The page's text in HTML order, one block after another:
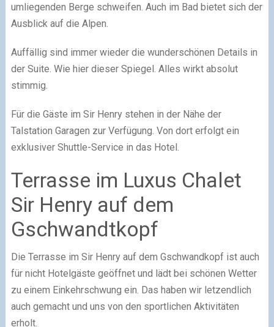
umliegenden Berge schweifen. Auch im Bad bietet sich der
Ausblick auf die Alpen.
Auffällig sind immer wieder die wunderschönen Details in
der Suite. Wie hier dieser Spiegel. Alles wirkt absolut
stimmig.
Für die Gäste im Sir Henry stehen in der Nähe der
Talstation Garagen zur Verfügung. Von dort erfolgt ein
exklusiver Shuttle-Service in das Hotel.
Terrasse im Luxus Chalet
Sir Henry auf dem
Gschwandtkopf
Die Terrasse im Sir Henry auf dem Gschwandkopf ist auch
für nicht Hotelgäste geöffnet und lädt bei schönen Wetter
zu einem Einkehrschwung ein. Das haben wir letzendlich
auch gemacht und uns von den sportlichen Aktivitäten
erholt.